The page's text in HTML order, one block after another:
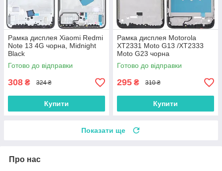
Рамка дисплея Xiaomi Redmi
Note 13 4G чорна, Midnight
Black
Готово до відправки
308 ₴ 324 ₴
Купити
Рамка дисплея Motorola
XT2331 Moto G13 /XT2333
Moto G23 чорна
Готово до відправки
295 ₴ 310 ₴
Купити
Показати ще
Про нас